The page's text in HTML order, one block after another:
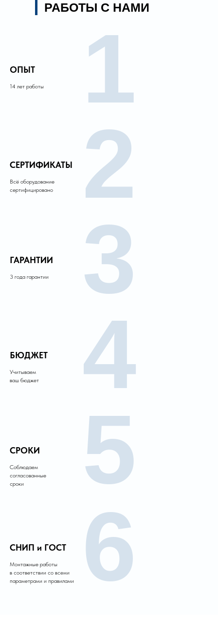
РАБОТЫ С НАМИ
ОПЫТ
14 лет работы 1
СЕРТИФИКАТЫ
Всё оборудование
сертифицировано
2
ГАРАНТИИ
3 года гарантии 3
БЮДЖЕТ
Учитываем
ваш бюджет
4
СРОКИ
Соблюдаем
согласованные
сроки
5
СНИП и ГОСТ
Монтажные работы
в соответствии со всеми
параметрами и правилами
6